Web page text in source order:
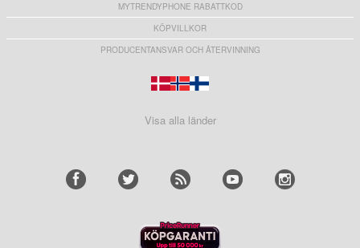
MYTRENDYPHONE RABATTKOD
KÖPVILLKOR
PRODUCENTANSVAR OCH ÅTERVINNING
Visa alla länder